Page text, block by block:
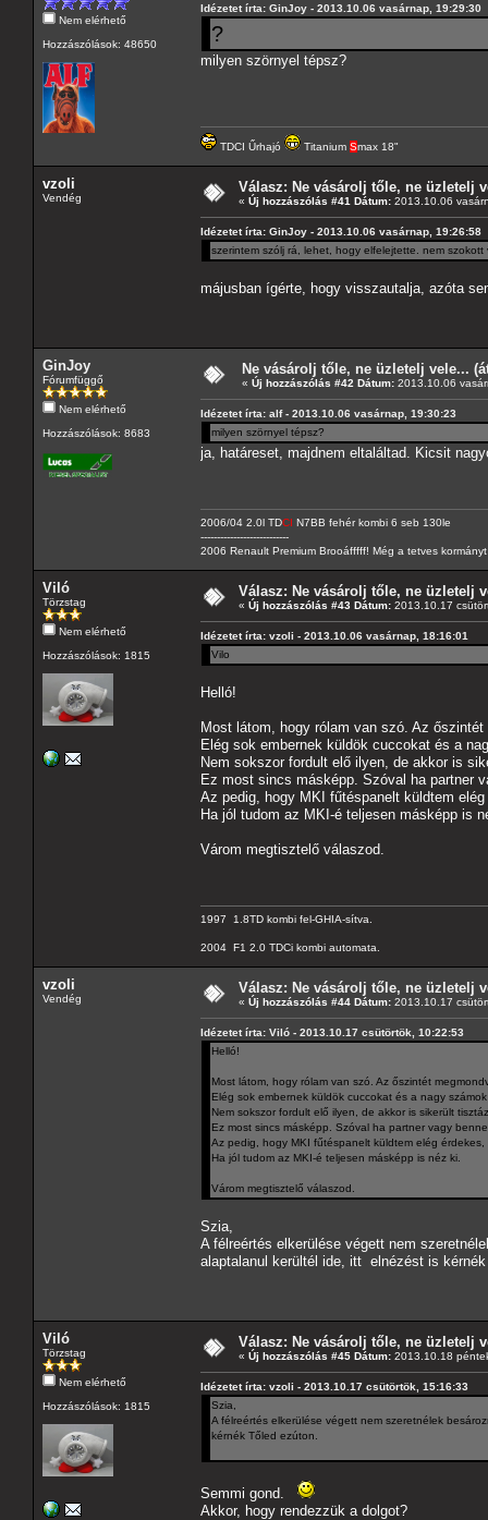
Nem elérhető
Hozzászólások: 48650
Idézetet írta: GinJoy - 2013.10.06 vasárnap, 19:29:30
?
milyen szörnyel tépsz?
TDCI Űrhajó Titanium Smax 18"
vzoli
Vendég
Válasz: Ne vásárolj tőle, ne üzletelj
« Új hozzászólás #41 Dátum: 2013.10.06
Idézetet írta: GinJoy - 2013.10.06 vasárnap, 19:26:58
szerintem szólj rá, lehet, hogy elfelejtette. nem szokott
májusban ígérte, hogy visszautalja, azóta
GinJoy
Fórumfüggő
Nem elérhető
Hozzászólások: 8683
Ne vásárolj tőle, ne üzletelj vele...
« Új hozzászólás #42 Dátum: 2013.10.06
Idézetet írta: alf - 2013.10.06 vasárnap, 19:30:23
milyen szörnyel tépsz?
ja, határeset, majdnem eltaláltad. Kicsit
2006/04 2.0l TDCI N7BB fehér kombi 6 seb 130le
---------------------------
2006 Renault Premium Brooáfffff! Még a tetves
Viló
Törzstag
Nem elérhető
Hozzászólások: 1815
Válasz: Ne vásárolj tőle, ne üzletelj
« Új hozzászólás #43 Dátum: 2013.10.17
Idézetet írta: vzoli - 2013.10.06 vasárnap, 18:16:01
Vilo
Helló!
Most látom, hogy rólam van szó. Az
Elég sok embernek küldök cuccokat és a
Nem sokszor fordult elő ilyen, de akkor is
Ez most sincs másképp. Szóval ha partner
Az pedig, hogy MKI fűtéspanelt küldtem
Ha jól tudom az MKI-é teljesen másképp is
Várom megtisztelő válaszod.
1997 1.8TD kombi fel-GHIA-sítva.
2004 F1 2.0 TDCi kombi automata.
vzoli
Vendég
Válasz: Ne vásárolj tőle, ne üzletelj
« Új hozzászólás #44 Dátum: 2013.10.17
Idézetet írta: Viló - 2013.10.17 csütörtök, 10:22:53
Helló!
Most látom, hogy rólam van szó. Az őszintét
Elég sok embernek küldök cuccokat és a nagy
Nem sokszor fordult elő ilyen, de akkor is sikerült
Ez most sincs másképp. Szóval ha partner vagy
Az pedig, hogy MKI fűtéspanelt küldtem elég
Ha jól tudom az MKI-é teljesen másképp is néz ki.
Várom megtisztelő válaszod.
Szia,
A félreértés elkerülése végett nem
alaptalanul kerültél ide, itt elnézést is
Viló
Törzstag
Nem elérhető
Hozzászólások: 1815
Válasz: Ne vásárolj tőle, ne üzletelj
« Új hozzászólás #45 Dátum: 2013.10.18
Idézetet írta: vzoli - 2013.10.17 csütörtök, 15:16:33
Szia,
A félreértés elkerülése végett nem szeretnélek
kérnék Tőled ezúton.
Semmi gond.
Akkor, hogy rendezzük a dolgot?